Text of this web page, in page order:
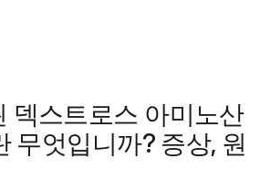
덱스트로스 아미노산
무엇입니까? 증상, 원